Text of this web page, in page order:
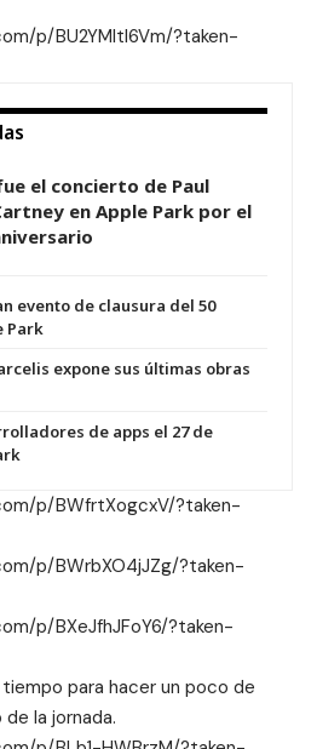
p/BU2YMltl6Vm/?taken-
el concierto de Paul
en Apple Park por el
evento de clausura del 50
Park
expone sus últimas obras
de apps el 27 de
p/BWfrtXogcxV/?taken-
p/BWrbXO4jJZg/?taken-
p/BXeJfhJFoY6/?taken-
para hacer un poco de
la jornada.